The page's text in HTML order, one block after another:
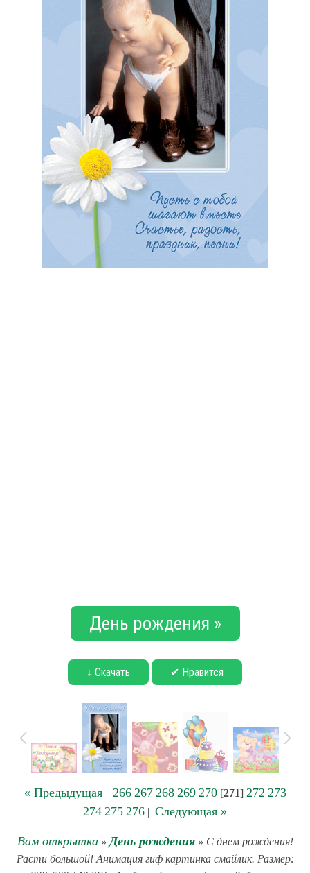
День рождения »
↓ Скачать ✔ Нравится
« Предыдущая| 266 267 268 269 270[271] 272 273
274 275 276 | Следующая »
Вам открытка» День рождения» С днем рождения!
Расти большой! Анимация гиф картинка смайлик. Размер: